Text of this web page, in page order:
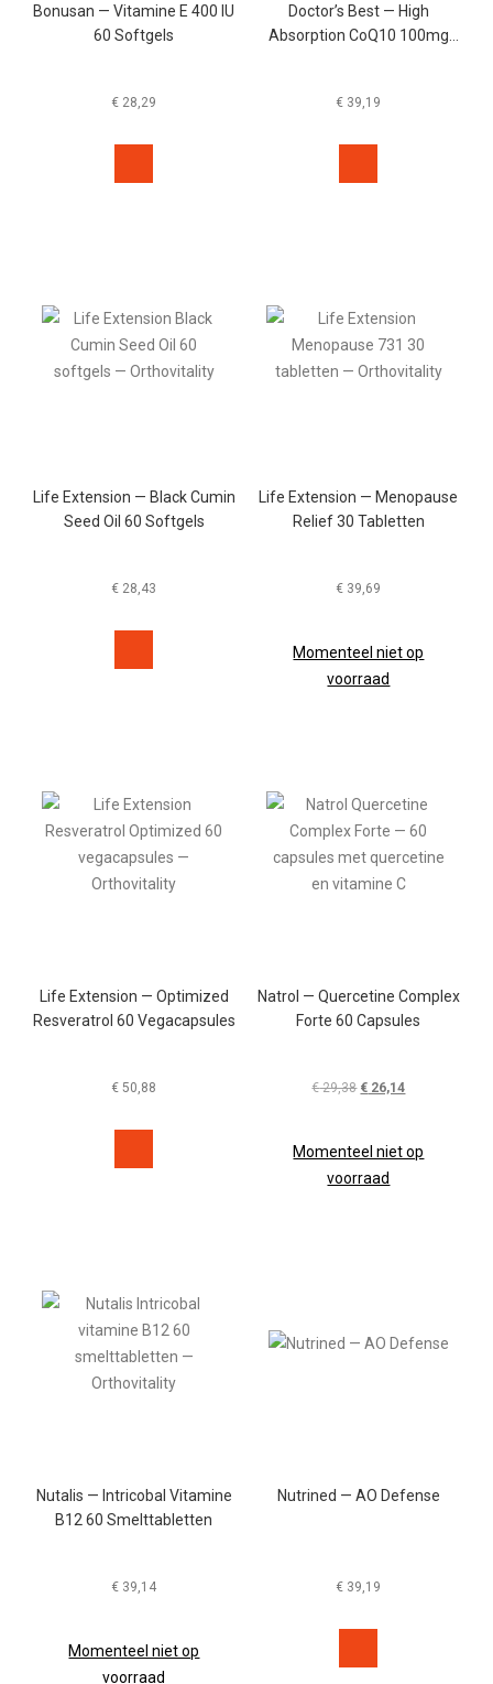
Bonusan — Vitamine E 400 IU
60 Softgels
€ 28,29
Doctor’s Best — High
Absorption CoQ10 100mg
€ 39,19
Life Extension — Black Cumin
Seed Oil 60 Softgels
€ 28,43
Life Extension — Menopause
Relief 30 Tabletten
€ 39,69
Momenteel niet op
voorraad
Life Extension — Optimized
Resveratrol 60 Vegacapsules
€ 50,88
Natrol — Quercetine Complex
Forte 60 Capsules
€29,38 Oorspronkelijke
€ 26,14
Momenteel niet op
voorraad
Nutalis — Intricobal Vitamine
B12 60 Smelttabletten
€ 39,14
Momenteel niet op
voorraad
Nutrined — AO Defense
€ 39,19